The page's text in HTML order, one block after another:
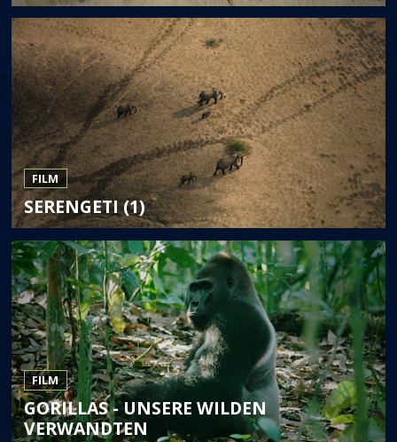
FILM
SERENGETI (1)
FILM
GORILLAS - UNSERE WILDEN
VERWANDTEN